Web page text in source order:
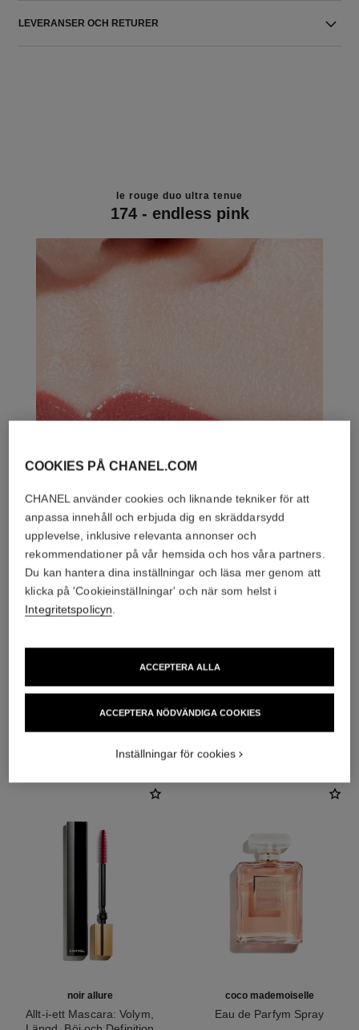
LEVERANSER OCH RETURER
le rouge duo ultra tenue
174 - endless pink
DEN PERFEKTA KOMBINATIONEN
noir allure
Allt-i-ett Mascara: Volym,
coco mademoiselle
Eau de Parfym Spray
COOKIES PÅ CHANEL.COM
CHANEL använder cookies och liknande tekniker för att
anpassa innehåll och erbjuda dig en skräddarsydd
upplevelse, inklusive relevanta annonser och
rekommendationer på vår hemsida och hos våra partners.
Du kan hantera dina inställningar och läsa mer genom att
klicka på 'Cookieinställningar' och när som helst i
Integritetspolicyn
ACCEPTERA NÖDVÄNDIGA COOKIES
ACCEPTERA ALLA
Inställningar för cookies